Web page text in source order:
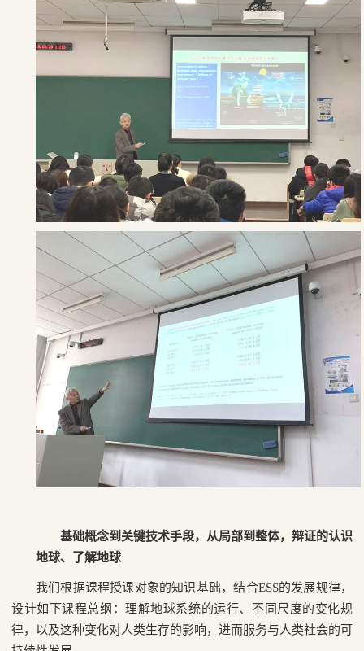
基础概念到关键技术手段，从局部到整体，辩证的认识
地球、了解地球
我们根据课程授课对象的知识基础，结合ESS的发展规律，
设计如下课程总纲：理解地球系统的运行、不同尺度的变化规
律，以及这种变化对人类生存的影响，进而服务与人类社会的可